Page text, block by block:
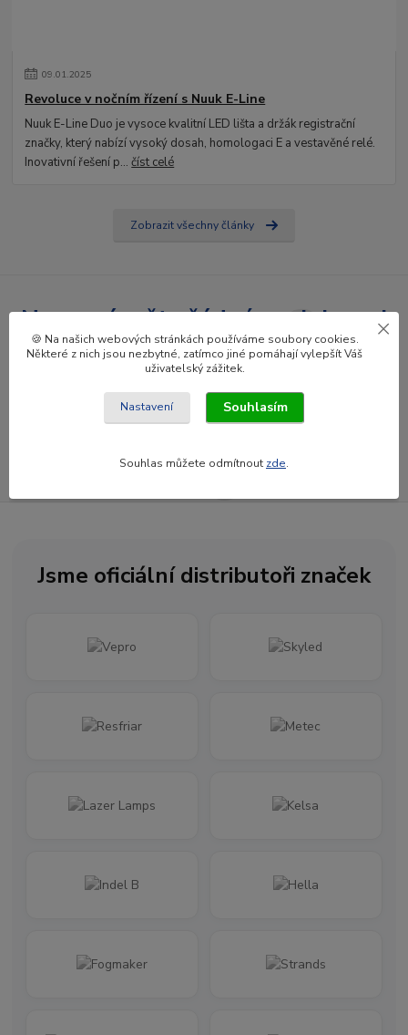
09.01.2025
Revoluce v nočním řízení s Nuuk E-Line
Nuuk E-Line Duo je vysoce kvalitní LED lišta a držák registrační
značky, který nabízí vysoký dosah, homologaci E a vestavěné relé.
Inovativní řešení p...číst celé
Zobrazit všechny články
Nepropásněte žádné novinky ani
slevy!
Přihlásit se
Newsletter posíláme maximálně jednou za měsíc
Jsme oficiální distributoři značek
🍪 Na našich webových stránkách používáme soubory cookies.
Některé z nich jsou nezbytné, zatímco jiné pomáhají vylepšít Váš
uživatelský zážitek.
Nastavení Souhlasím
Souhlas můžete odmítnout zde.